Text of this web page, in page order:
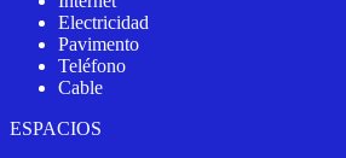
Electricidad
Pavimento
Teléfono
Cable
ESPACIOS